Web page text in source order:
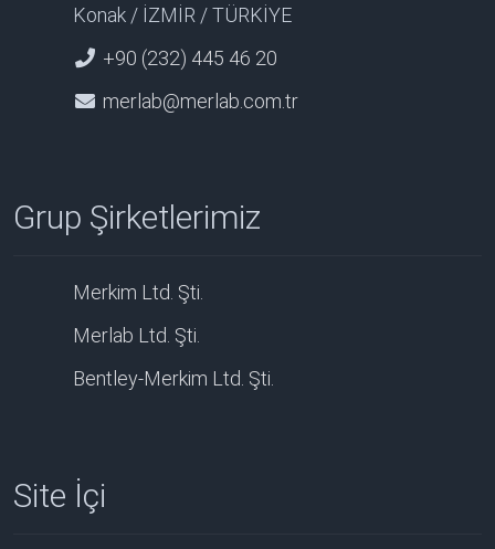
Konak / İZMİR / TÜRKİYE
+90 (232) 445 46 20
merlab@merlab.com.tr
Grup Şirketlerimiz
Merkim Ltd. Şti.
Merlab Ltd. Şti.
Bentley-Merkim Ltd. Şti.
Site İçi